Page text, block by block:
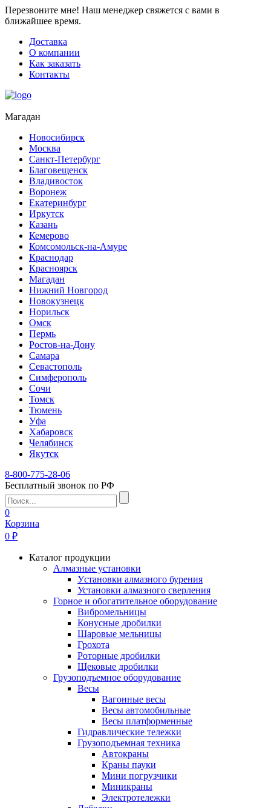
Перезвоните мне! Наш менеджер свяжется с вами в
ближайшее время.
Доставка
О компании
Как заказать
Контакты
Магадан
Новосибирск
Москва
Санкт-Петербург
Благовещенск
Владивосток
Воронеж
Екатеринбург
Иркутск
Казань
Кемерово
Комсомольск-на-Амуре
Краснодар
Красноярск
Магадан
Нижний Новгород
Новокузнецк
Норильск
Омск
Пермь
Ростов-на-Дону
Самара
Севастополь
Симферополь
Сочи
Томск
Тюмень
Уфа
Хабаровск
Челябинск
Якутск
8-800-775-28-06
Бесплатный звонок по РФ
0
Корзина
0 ₽
Каталог продукции
Алмазные установки
Уcтановки алмазного бурения
Установки алмазного сверления
Горное и обогатительное оборудование
Вибромельницы
Конусные дробилки
Шаровые мельницы
Грохота
Роторные дробилки
Щековые дробилки
Грузоподъемное оборудование
Весы
Вагонные весы
Весы автомобильные
Весы платформенные
Гидравлические тележки
Грузоподъемная техника
Автокраны
Краны пауки
Мини погрузчики
Миникраны
Электротележки